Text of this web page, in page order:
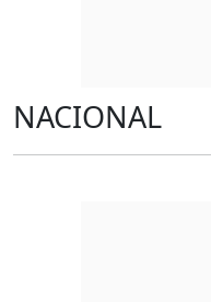
NACIONAL